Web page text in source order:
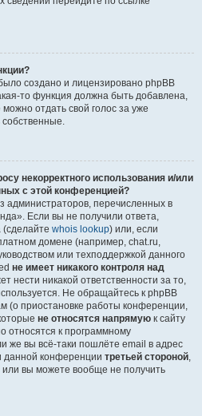
создано и лицензировано phpBB
то функция должна быть добавлена,
можно отдать свой голос за уже
некорректного использования и/или
с этой конференцией?
администраторов, перечисленных в
Если вы не получили ответа,
whois lookup) или, если
домене (например, chat.ru,
или техподдержкой данного
не имеет никакого контроля над
нести никакой ответственности за то,
Не обращайтесь к phpBB
(о приостановке работы конференции,
не относятся напрямую к сайту
относятся к программному
же вы всё-таки пошлёте email в адрес
данной конференции третьей стороной,
вы можете вообще не получить